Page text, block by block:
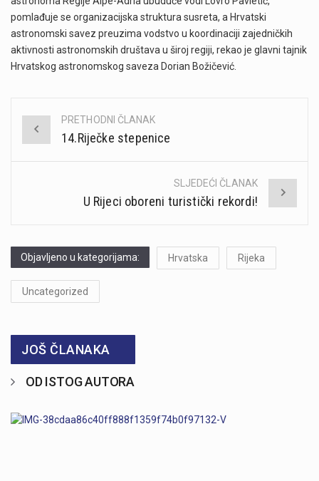
pomlađuje se organizacijska struktura susreta, a Hrvatski
astronomski savez preuzima vodstvo u koordinaciji zajedničkih
aktivnosti astronomskih društava u široj regiji, rekao je glavni tajnik
Hrvatskog astronomskog saveza Dorian Božičević.
Post
navigation
PRETHODNI ČLANAK
14.Riječke stepenice
SLJEDEĆI ČLANAK
U Rijeci oboreni turistički rekordi!
Objavljeno u kategorijama: Hrvatska Rijeka
Uncategorized
JOŠ ČLANAKA
OD ISTOG AUTORA